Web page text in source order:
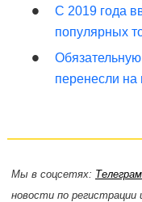
С 2019 года
популярных
перенесли на
Мы в соцсетях: Телеграм
новости по регистрации